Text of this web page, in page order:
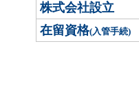
株式会社設立
在留資格(入管手続)